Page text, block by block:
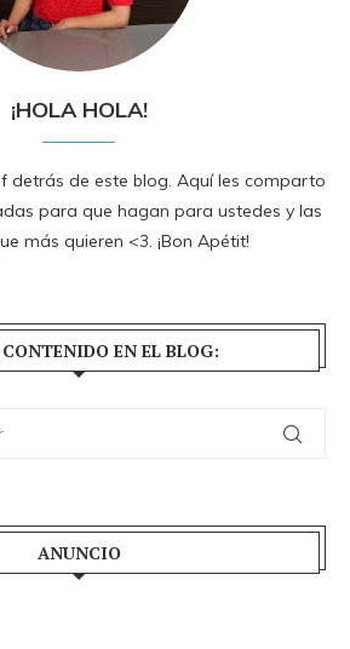
¡HOLA HOLA!
detrás de este blog. Aquí les comparto
para que hagan para ustedes y las
más quieren <3. ¡Bon Apétit!
EN EL BLOG:
ANUNCIO